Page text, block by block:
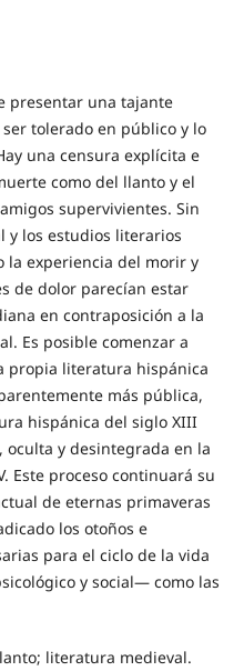
presentar una tajante
tolerado en público y lo
una censura explícita e
como del llanto y el
supervivientes. Sin
y los estudios literarios
la experiencia del morir y
de dolor parecían estar
en contraposición a la
Es posible comenzar a
propia literatura hispánica
más pública,
hispánica del siglo XIII
y desintegrada en la
Este proceso continuará su
de eternas primaveras
los otoños e
para el ciclo de la vida
y social— como las
literatura medieval.